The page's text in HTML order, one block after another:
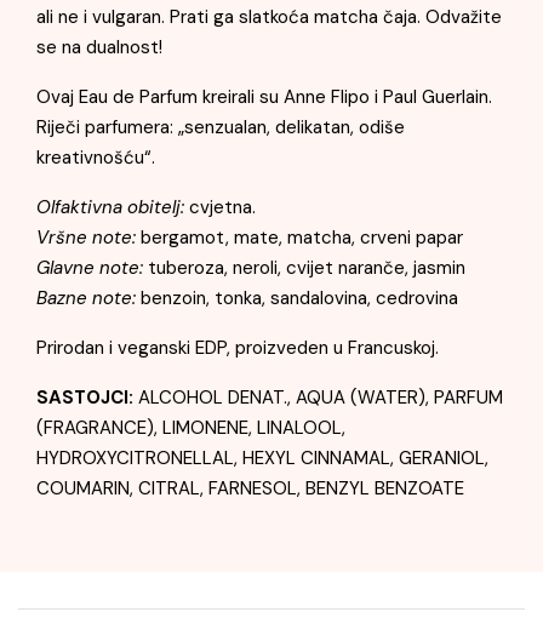
ali ne i vulgaran. Prati ga slatkoća matcha čaja. Odvažite
se na dualnost!
Ovaj Eau de Parfum kreirali su Anne Flipo i Paul Guerlain.
Riječi parfumera: „senzualan, delikatan, odiše
kreativnošću“.
Olfaktivna obitelj: cvjetna.
Vršne note: bergamot, mate, matcha, crveni papar
Glavne note: tuberoza, neroli, cvijet naranče, jasmin
Bazne note: benzoin, tonka, sandalovina, cedrovina
Prirodan i veganski EDP, proizveden u Francuskoj.
SASTOJCI: ALCOHOL DENAT., AQUA (WATER), PARFUM
(FRAGRANCE), LIMONENE, LINALOOL,
HYDROXYCITRONELLAL, HEXYL CINNAMAL, GERANIOL,
COUMARIN, CITRAL, FARNESOL, BENZYL BENZOATE